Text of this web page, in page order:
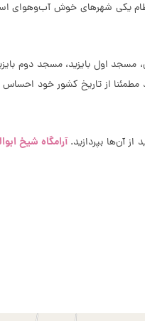
یکی شهرهای خوش آب‌وهوای
اول بایزید، مسجد دوم
مطمئنا از تاریخ کشور خود
از آن‌ها بپردازید.آرامگاه شیخ